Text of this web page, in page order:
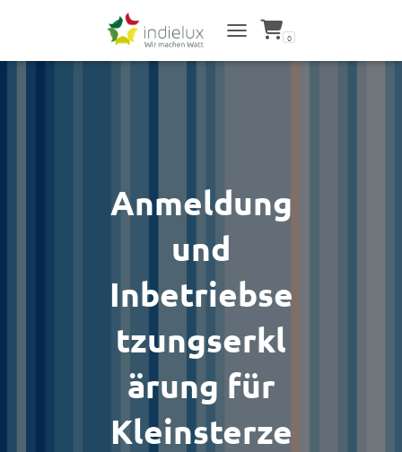
NAVIGATION UMSCHALTEN
0
Anmeldung
und
Inbetriebse
tzungserkl
ärung für
Kleinsterze